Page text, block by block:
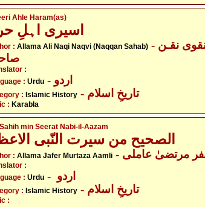
Ahle Haram(as)
اسیری اہلِ
: Allama Ali Naqi Naqvi (Naqqan Sahab) - علامہ علی نقی نقوی نقـن
:
: Urdu - اردو
: Islamic History - تاریخِ اسلام
: Karabla
min Seerat Nabi-il-Aazam
الصحیح من سیرت النّبی
: Allama Jafer Murtaza Aamli
:
: Urdu
: Islamic History - تاریخِ اسلام
: